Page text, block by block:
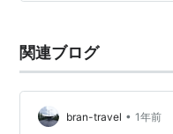
関連ブログ
bran-travel • 1年前